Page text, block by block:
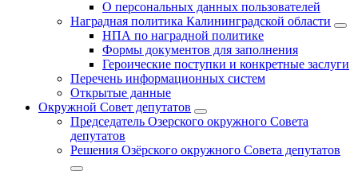
О персональных данных пользователей
Наградная политика Калининградской области
НПА по наградной политике
Формы документов для заполнения
Героические поступки и конкретные заслуги
Перечень информационных систем
Открытые данные
Окружной Совет депутатов
Председатель Озерского окружного Совета
депутатов
Решения Озёрского окружного Совета депутатов